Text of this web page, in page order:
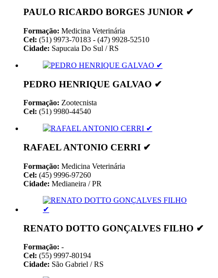
PAULO RICARDO BORGES JUNIOR ✔
Formação: Medicina Veterinária
Cel: (51) 9973-70183 - (47) 9928-52510
Cidade: Sapucaia Do Sul / RS
PEDRO HENRIQUE GALVAO ✔
Formação: Zootecnista
Cel: (51) 9980-44540
RAFAEL ANTONIO CERRI ✔
Formação: Medicina Veterinária
Cel: (45) 9996-97260
Cidade: Medianeira / PR
RENATO DOTTO GONÇALVES FILHO ✔
Formação: -
Cel: (55) 9997-80194
Cidade: São Gabriel / RS